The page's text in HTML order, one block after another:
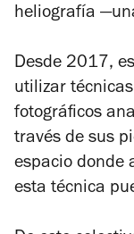
heliografía
Desde 2017,
utilizar
fotográficos
través de sus
espacio donde
esta técnica